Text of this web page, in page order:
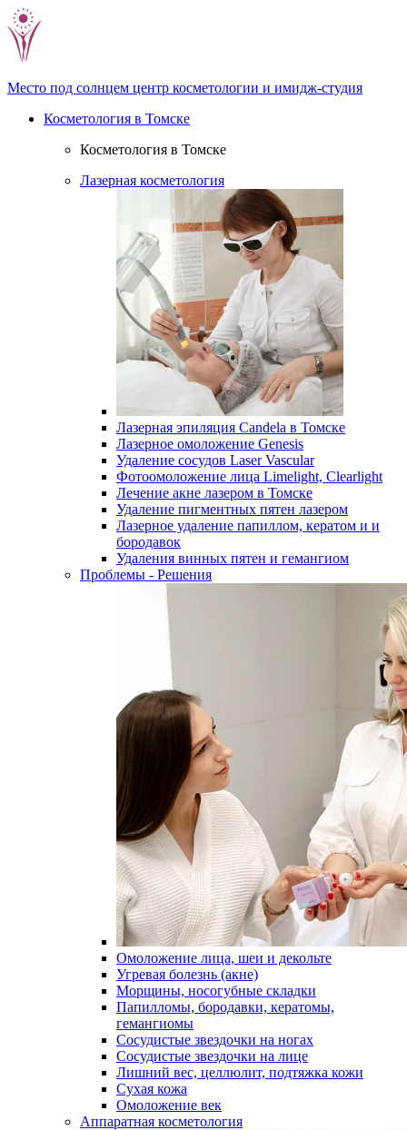
Место под солнцем центр косметологии и имидж-студия
Косметология в Томске
Косметология в Томске
Лазерная косметология
Лазерная эпиляция Candela в Томске
Лазерное омоложение Genesis
Удаление сосудов Laser Vascular
Фотоомоложение лица Limelight, Clearlight
Лечение акне лазером в Томске
Удаление пигментных пятен лазером
Лазерное удаление папиллом, кератом и и
бородавок
Удаления винных пятен и гемангиом
Проблемы - Решения
Омоложение лица, шеи и декольте
Угревая болезнь (акне)
Морщины, носогубные складки
Папилломы, бородавки, кератомы,
гемангиомы
Сосудистые звездочки на ногах
Сосудистые звездочки на лице
Лишний вес, целлюлит, подтяжка кожи
Сухая кожа
Омоложение век
Аппаратная косметология